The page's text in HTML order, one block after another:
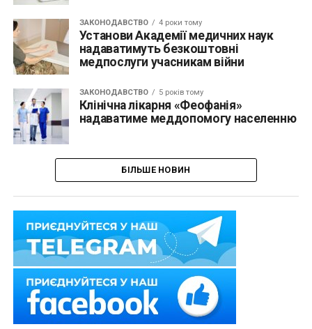
ЗАКОНОДАВСТВО 4 роки тому
Установи Академії медичних наук
надаватимуть безкоштовні
медпослуги учасникам війни
ЗАКОНОДАВСТВО 5 років тому
Клінічна лікарня «Феофанія»
надаватиме меддопомогу населенню
БІЛЬШЕ НОВИН